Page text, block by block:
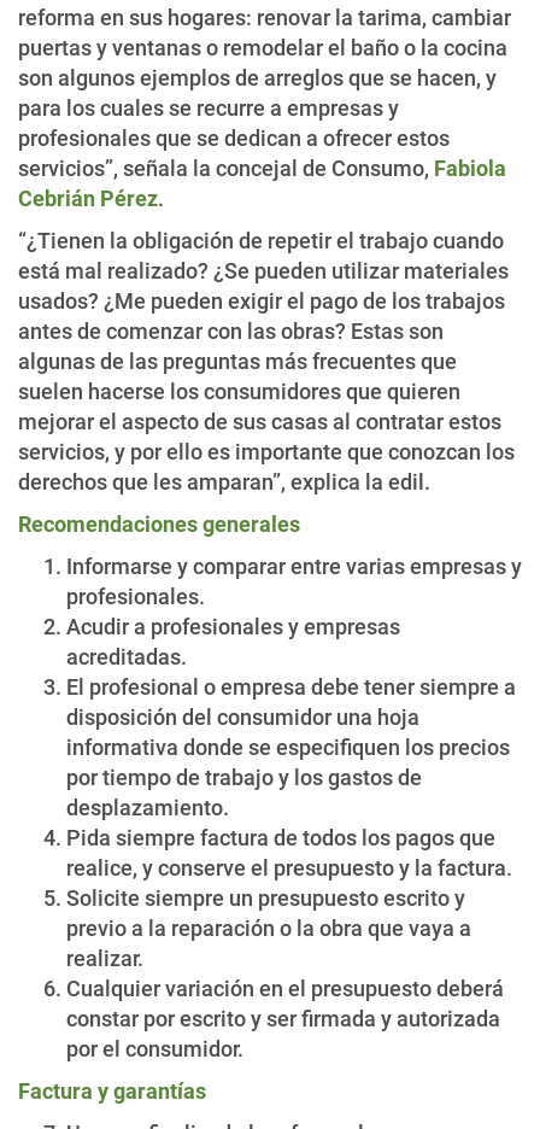
reforma en sus hogares: renovar la tarima, cambiar
puertas y ventanas o remodelar el baño o la cocina
son algunos ejemplos de arreglos que se hacen, y
para los cuales se recurre a empresas y
profesionales que se dedican a ofrecer estos
servicios”, señala la concejal de Consumo, Fabiola
Cebrián Pérez.
“¿Tienen la obligación de repetir el trabajo cuando
está mal realizado? ¿Se pueden utilizar materiales
usados? ¿Me pueden exigir el pago de los trabajos
antes de comenzar con las obras? Estas son
algunas de las preguntas más frecuentes que
suelen hacerse los consumidores que quieren
mejorar el aspecto de sus casas al contratar estos
servicios, y por ello es importante que conozcan los
derechos que les amparan”, explica la edil.
Recomendaciones generales
Informarse y comparar entre varias empresas y
profesionales.
Acudir a profesionales y empresas
acreditadas.
El profesional o empresa debe tener siempre a
disposición del consumidor una hoja
informativa donde se especifiquen los precios
por tiempo de trabajo y los gastos de
desplazamiento.
Pida siempre factura de todos los pagos que
realice, y conserve el presupuesto y la factura.
Solicite siempre un presupuesto escrito y
previo a la reparación o la obra que vaya a
realizar.
Cualquier variación en el presupuesto deberá
constar por escrito y ser firmada y autorizada
por el consumidor.
Factura y garantías